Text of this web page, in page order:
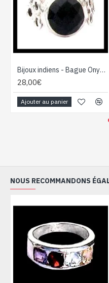
Bijoux indiens - Bague Onyx - Bague indienne en argent
28,00€
Ajouter au panier
NOUS RECOMMANDONS